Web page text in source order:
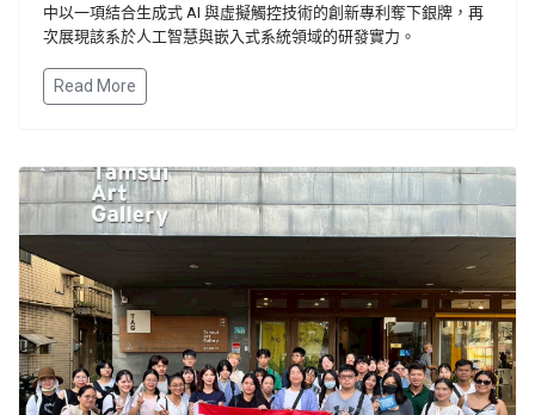
中以一項結合生成式 AI 與虛擬觸控技術的創新專利奪下銀牌，再
次展現該系於人工智慧與嵌入式系統領域的研發實力。
Read More